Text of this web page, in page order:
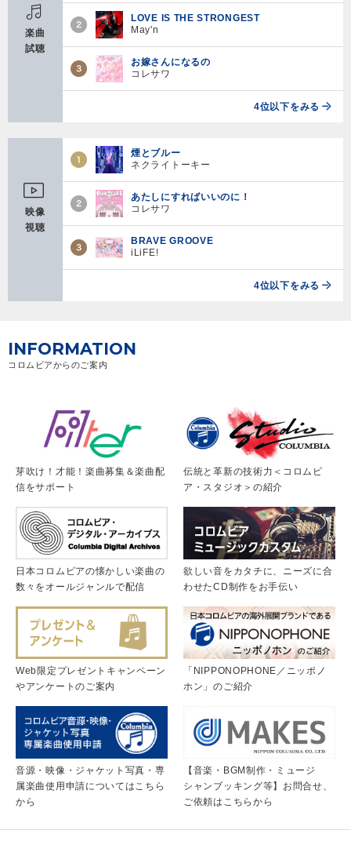
楽曲
試聴
LOVE IS THE STRONGEST
May'n
お嫁さんになるの
コレサワ
4位以下をみる
映像
視聴
煙とブルー
ネクライトーキー
あたしにすればいいのに！
コレサワ
BRAVE GROOVE
iLiFE!
4位以下をみる
INFORMATION
コロムビアからのご案内
芽吹け！才能！楽曲募集＆楽曲配
信をサポート
伝統と革新の技術力＜コロムビ
ア・スタジオ＞の紹介
日本コロムビアの懐かしい楽曲の
数々をオールジャンルで配信
欲しい音をカタチに、ニーズに合
わせたCD制作をお手伝い
Web限定プレゼントキャンペーン
やアンケートのご案内
「NIPPONOPHONE／ニッポノ
ホン」のご紹介
音源・映像・ジャケット写真・専
属楽曲使用申請についてはこちら
から
【音楽・BGM制作・ミュージ
シャンブッキング等】お問合せ、
ご依頼はこちらから